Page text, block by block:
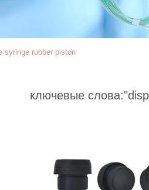
syringe rubber piston
ключевые слова: